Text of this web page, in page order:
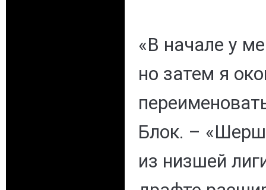
«В начале у
но затем я
Блок. –
из низшей